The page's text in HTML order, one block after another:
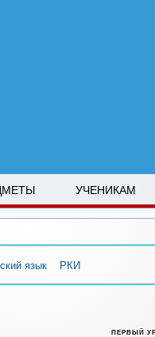
УЧЕНИКАМ
язык РКИ
ПЕРВЫЙ